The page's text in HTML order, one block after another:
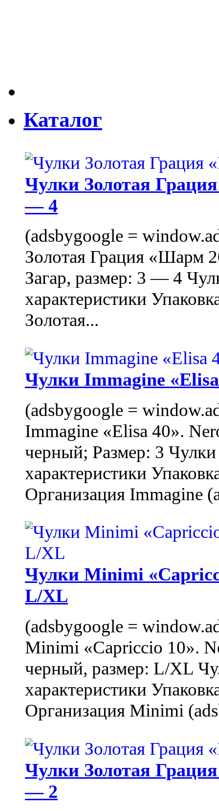
Каталог
Чулки Золотая
— 4
(adsbygoogle =
Золотая Грация «Шарм
Загар, размер: 3 — 4
характеристики
Золотая...
Чулки Immagine
(adsbygoogle =
Immagine «Elisa 40».
черный; Размер: 3
характеристики
Организация Immagine
Чулки Minimi
L/XL
(adsbygoogle =
Minimi «Capriccio 10».
черный, размер: L/XL
характеристики
Организация Minimi
Чулки Золотая
— 2